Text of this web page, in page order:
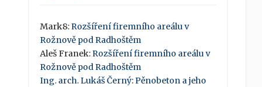
Mark8:Rozšíření firemního areálu v
Rožnově pod Radhoštěm
Aleš Franek:Rozšíření firemního areálu v
Rožnově pod Radhoštěm
Ing. arch. Lukáš Černý:Pěnobeton a jeho